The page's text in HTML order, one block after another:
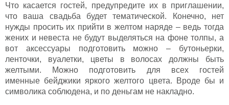
Что касается гостей, предупредите их в приглашении,
что ваша свадьба будет тематической. Конечно, нет
нужды просить их прийти в желтом наряде – ведь тогда
жених и невеста не будут выделяться на фоне толпы, а
вот аксессуары подготовить можно – бутоньерки,
ленточки, вуалетки, цветы в волосах должны быть
желтыми. Можно подготовить для всех гостей
именные бейджики яркого желтого цвета. Вроде бы и
символика соблюдена, и по деньгам не накладно.